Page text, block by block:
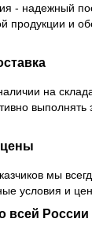
- надежный
продукции и
на
выполнять
мы
условия и
всей России